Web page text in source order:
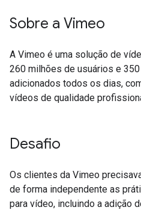
Sobre a Vimeo
A Vimeo é uma solução de
260 milhões de usuários e
adicionados todos os dias,
vídeos de qualidade
Desafio
Os clientes da Vimeo
de forma independente as
para vídeo, incluindo a adição